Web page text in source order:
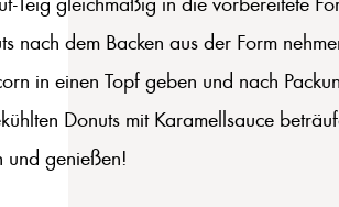
nach dem Backen aus der Form
in einen Topf geben und nach
Donuts mit Karamellsauce
und genießen!